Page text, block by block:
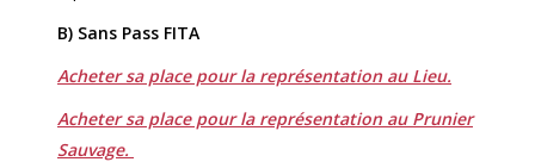
B) Sans Pass FITA
Acheter sa place pour la représentation au Lieu.
Acheter sa place pour la représentation au Prunier
Sauvage.